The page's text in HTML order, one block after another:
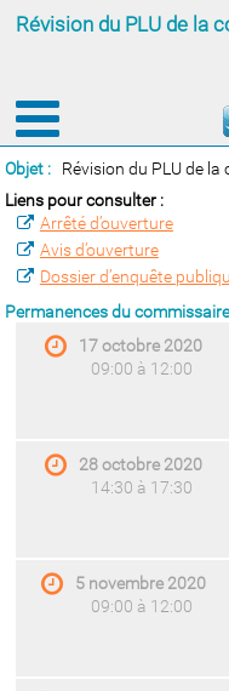
Révision du PLU de la
Objet :
Révision du PLU de
Liens pour consulter :
Arrêté d’ouverture
Avis d’ouverture
Dossier d’enquête
Permanences du
17 octobre 2020
09:00 à 12:00
28 octobre 2020
14:30 à 17:30
5 novembre 2020
09:00 à 12:00